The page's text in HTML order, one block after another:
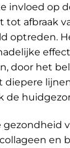
invloed op
afbraak
optreden.
door het
de
en